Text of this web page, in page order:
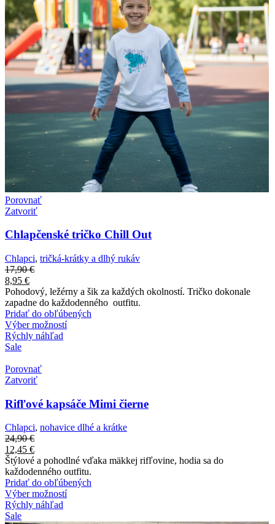
Porovnať
Zatvoriť
Chlapčenské tričko Chill Out
Chlapci, tričká-krátky a dlhý rukáv
17,90€
8,95 €
Pohodový, ležérny a šik za každých okolností. Tričko dokonale
zapadne do každodenného outfitu.
Pridať do obľúbených
Výber možností
Rýchly náhľad
Sale
Porovnať
Zatvoriť
Rifľové kapsáče Mimi čierne
Chlapci, nohavice dlhé a krátke
24,90€
12,45 €
Štýlové a pohodlné vďaka mäkkej rifľovine, hodia sa do
každodenného outfitu.
Pridať do obľúbených
Výber možností
Rýchly náhľad
Sale